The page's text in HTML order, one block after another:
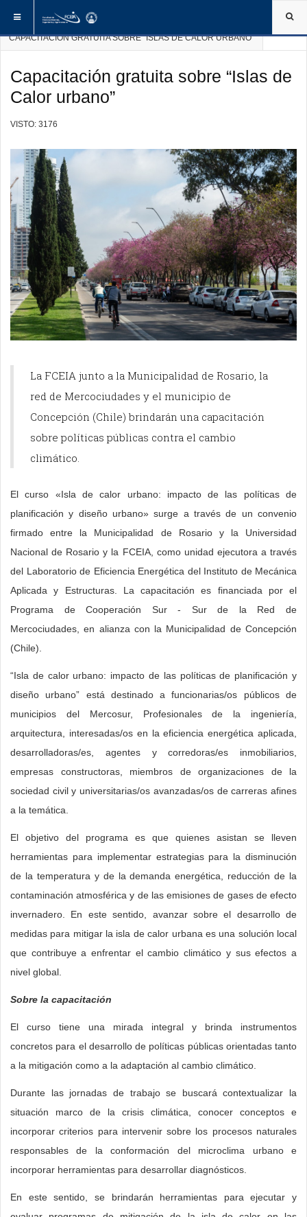
ESTÁ AQUÍ: INICIO
CAPACITACIÓN GRATUITA SOBRE “ISLAS DE CALOR URBANO”
Capacitación gratuita sobre “Islas de
Calor urbano”
VISTO: 3176
La FCEIA junto a la Municipalidad de Rosario, la
red de Mercociudades y el municipio de
Concepción (Chile) brindarán una capacitación
sobre políticas públicas contra el cambio
climático.
El curso «Isla de calor urbano: impacto de las políticas de
planificación y diseño urbano» surge a través de un convenio
firmado entre la Municipalidad de Rosario y la Universidad
Nacional de Rosario y la FCEIA, como unidad ejecutora a través
del Laboratorio de Eficiencia Energética del Instituto de Mecánica
Aplicada y Estructuras. La capacitación es financiada por el
Programa de Cooperación Sur - Sur de la Red de
Mercociudades, en alianza con la Municipalidad de Concepción
(Chile).
“Isla de calor urbano: impacto de las políticas de planificación y
diseño urbano” está destinado a funcionarias/os públicos de
municipios del Mercosur, Profesionales de la ingeniería,
arquitectura, interesadas/os en la eficiencia energética aplicada,
desarrolladoras/es, agentes y corredoras/es inmobiliarios,
empresas constructoras, miembros de organizaciones de la
sociedad civil y universitarias/os avanzadas/os de carreras afines
a la temática.
El objetivo del programa es que quienes asistan se lleven
herramientas para implementar estrategias para la disminución
de la temperatura y de la demanda energética, reducción de la
contaminación atmosférica y de las emisiones de gases de efecto
invernadero. En este sentido, avanzar sobre el desarrollo de
medidas para mitigar la isla de calor urbana es una solución local
que contribuye a enfrentar el cambio climático y sus efectos a
nivel global.
Sobre la capacitación
El curso tiene una mirada integral y brinda instrumentos
concretos para el desarrollo de políticas públicas orientadas tanto
a la mitigación como a la adaptación al cambio climático.
Durante las jornadas de trabajo se buscará contextualizar la
situación marco de la crisis climática, conocer conceptos e
incorporar criterios para intervenir sobre los procesos naturales
responsables de la conformación del microclima urbano e
incorporar herramientas para desarrollar diagnósticos.
En este sentido, se brindarán herramientas para ejecutar y